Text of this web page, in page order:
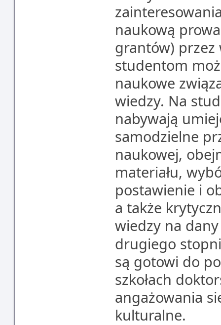
naukową
grantów) przez
studentom
naukowe
wiedzy. Na
nabywają
samodzielne
naukowej,
materiału,
postawienie i
a także
wiedzy na
drugiego
są gotowi do
szkołach
angażowania
kulturalne.